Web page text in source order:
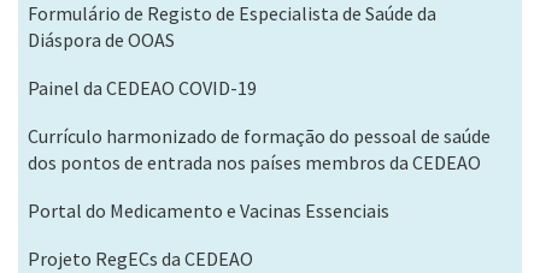
Formulário de Registo de Especialista de Saúde da
Diáspora de OOAS
Painel da CEDEAO COVID-19
Currículo harmonizado de formação do pessoal de saúde
dos pontos de entrada nos países membros da CEDEAO
Portal do Medicamento e Vacinas Essenciais
Projeto RegECs da CEDEAO